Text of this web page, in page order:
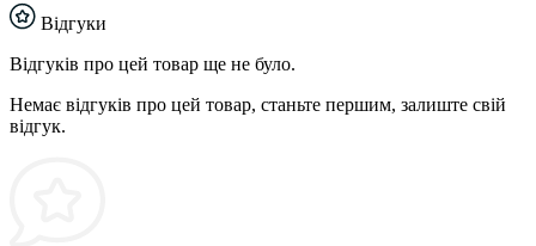
Відгуки
Відгуків про цей товар ще не було.
Немає відгуків про цей товар, станьте першим, залиште свій
відгук.